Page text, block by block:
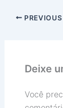
PREVIOUS
Deixe
Você